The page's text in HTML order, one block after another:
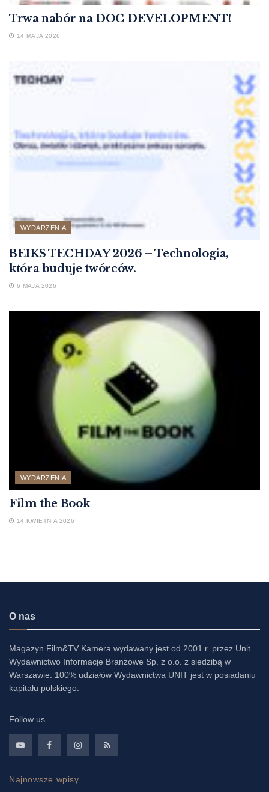
Trwa nabór na DOC DEVELOPMENT!
14 MAJA 2026
WYDARZENIA
BEIKS TECHDAY 2026 – Technologia,
która buduje twórców.
6 MAJA 2026
WYDARZENIA
Film the Book
14 KWIETNIA 2026
O nas
Magazyn Film&TV Kamera wydawany jest od 2001 r. przez Unit
Wydawnictwo Informacje Branżowe Sp. z o.o. z siedzibą w
Warszawie. 100% udziałów Wydawnictwa UNIT jest w posiadaniu
kapitału polskiego.
Follow us
Najnowsze wpisy